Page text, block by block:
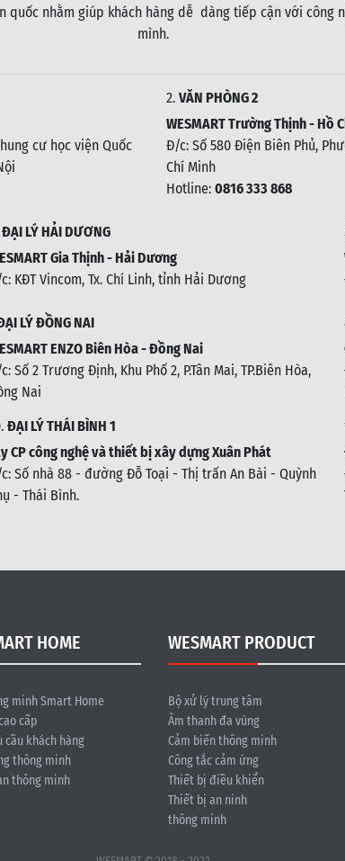
quốc nhằm giúp khách hàng dễ dàng tiếp cận với công
mình.
cư học viện Quốc
2. VĂN PHÒNG 2
WESMART Trường Thịnh - Hồ
Đ/c: Số 580 Điện Biên Phủ,
Chí Minh
Hotline: 0816 333 868
ĐẠI LÝ HẢI DƯƠNG
Gia Thịnh - Hải Dương
KĐT Vincom, Tx. Chí Linh, tỉnh Hải Dương
LÝ ĐỒNG NAI
ENZO Biên Hòa - Đồng Nai
Số 2 Trương Định, Khu Phố 2, P.Tân Mai, TP.Biên Hòa,
Nai
ĐẠI LÝ THÁI BÌNH 1
CP công nghệ và thiết bị xây dựng Xuân Phát
Số nhà 88 - đường Đỗ Toại - Thị trấn An Bài - Quỳnh
- Thái Bình.
HOME
minh Smart Home
cấp
cầu khách hàng
thông minh
thông minh
WESMART PRODUCT
Bộ xử lý trung tâm
Âm thanh đa vùng
Cảm biến thông minh
Công tắc cảm ứng
Thiết bị điều khiển
Thiết bị an ninh
thông minh